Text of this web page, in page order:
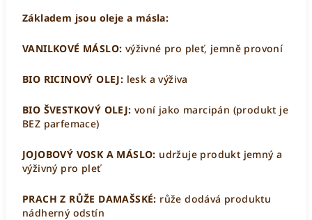
Základem jsou oleje a másla:
VANILKOVÉ MÁSLO: výživné pro pleť, jemně provoní
BIO RICINOVÝ OLEJ: lesk a výživa
BIO ŠVESTKOVÝ OLEJ: voní jako marcipán (produkt je
BEZ parfemace)
JOJOBOVÝ VOSK A MÁSLO: udržuje produkt jemný a
výživný pro pleť
PRACH Z RŮŽE DAMAŠSKÉ: růže dodává produktu
nádherný odstín